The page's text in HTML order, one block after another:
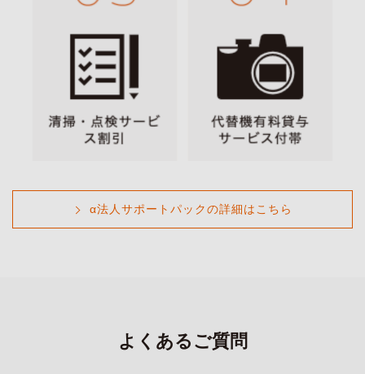
α法人サポートパックの詳細はこちら
よくあるご質問